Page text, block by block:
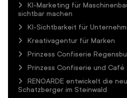
KI-Marketing für
sichtbar machen
KI-Sichtbarkeit für
Kreativagentur für Marken
Prinzess Confiserie
Prinzess Confiserie und Café
RENOARDE entwickelt die
Schatzberger im Steinwald